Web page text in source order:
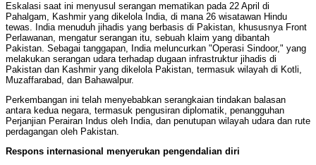
Eskalasi saat ini menyusul serangan mematikan pada 22 April di
Pahalgam, Kashmir yang dikelola India, di mana 26 wisatawan Hindu
tewas. India menuduh jihadis yang berbasis di Pakistan, khususnya Front
Perlawanan, mengatur serangan itu, sebuah klaim yang dibantah
Pakistan. Sebagai tanggapan, India meluncurkan "Operasi Sindoor," yang
melakukan serangan udara terhadap dugaan infrastruktur jihadis di
Pakistan dan Kashmir yang dikelola Pakistan, termasuk wilayah di Kotli,
Muzaffarabad, dan Bahawalpur.
Perkembangan ini telah menyebabkan serangkaian tindakan balasan
antara kedua negara, termasuk pengusiran diplomatik, penangguhan
Perjanjian Perairan Indus oleh India, dan penutupan wilayah udara dan rute
perdagangan oleh Pakistan.
Respons internasional menyerukan pengendalian diri